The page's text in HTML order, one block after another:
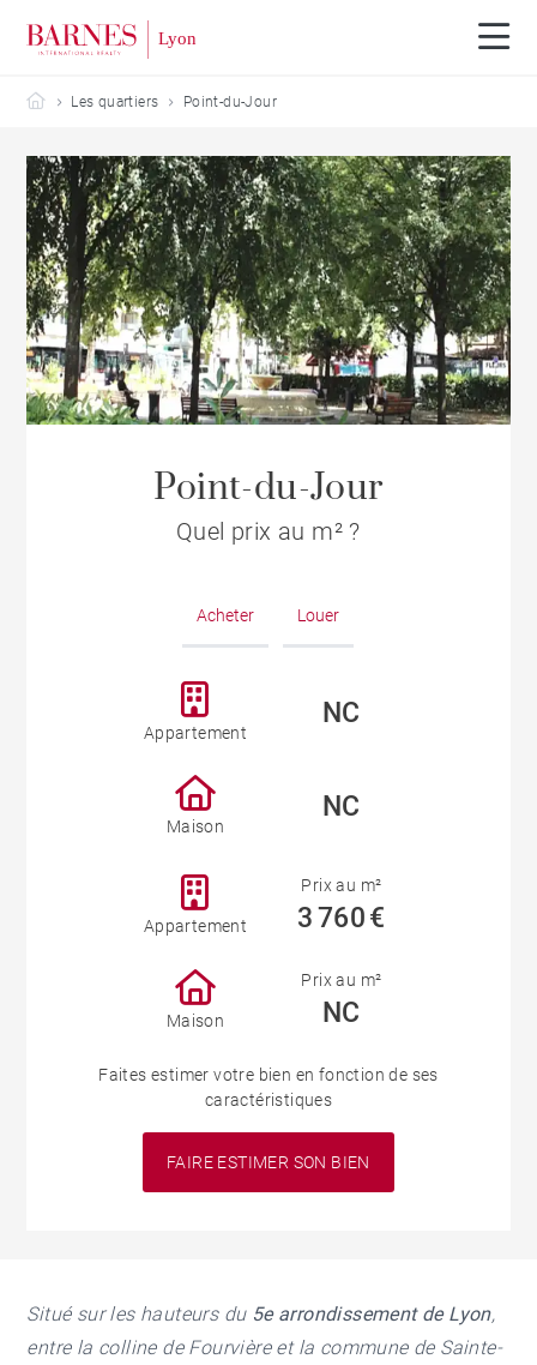
Barnes Lyon
Les quartiers Point-du-Jour
Point-du-Jour
Quel prix au m² ?
Acheter Louer
Appartement
NC
Maison
NC
Appartement
Prix au m²
3 760 €
Maison
Prix au m²
NC
Faites estimer votre bien en fonction de ses
caractéristiques
FAIRE ESTIMER SON BIEN
Situé sur les hauteurs du 5e arrondissement de Lyon,
entre la colline de Fourvière et la commune de Sainte-